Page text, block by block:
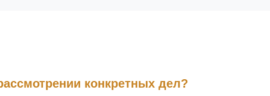
конкретных дел?